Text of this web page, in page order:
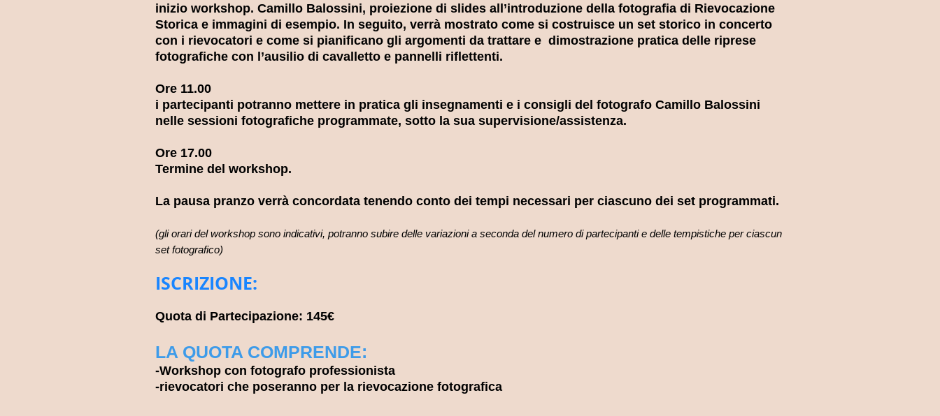
inizio workshop. Camillo Balossini, proiezione di slides all’introduzione della fotografia di Rievocazione
Storica e immagini di esempio. In seguito, verrà mostrato come si costruisce un set storico in concerto
con i rievocatori e come si pianificano gli argomenti da trattare e dimostrazione pratica delle riprese
fotografiche con l’ausilio di cavalletto e pannelli riflettenti.
Ore 11.00
i partecipanti potranno mettere in pratica gli insegnamenti e i consigli del fotografo Camillo Balossini
nelle sessioni fotografiche programmate, sotto la sua supervisione/assistenza.
​Ore 17.00
Termine del workshop.
La pausa pranzo verrà concordata tenendo conto dei tempi necessari per ciascuno dei set programmati.
(gli orari del workshop sono indicativi, potranno subire delle variazioni a seconda del numero di partecipanti e delle tempistiche per ciascun
set fotografico)
ISCRIZIONE:
Quota di Partecipazione: 145€
LA QUOTA COMPRENDE:
-Workshop con fotografo professionista
-rievocatori che poseranno per la rievocazione fotografica